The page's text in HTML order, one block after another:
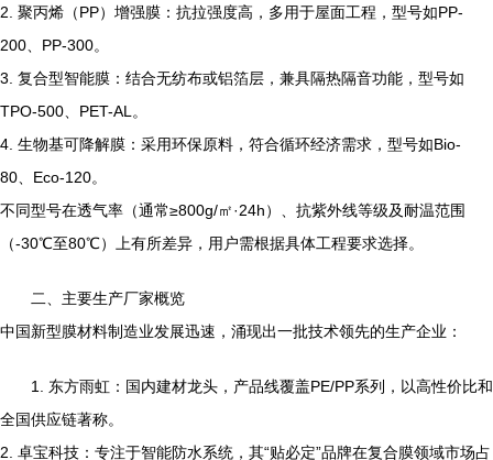
2. 聚丙烯（PP）增强膜：抗拉强度高，多用于屋面工程，型号如PP-
200、PP-300。
3. 复合型智能膜：结合无纺布或铝箔层，兼具隔热隔音功能，型号如
TPO-500、PET-AL。
4. 生物基可降解膜：采用环保原料，符合循环经济需求，型号如Bio-
80、Eco-120。
不同型号在透气率（通常≥800g/㎡·24h）、抗紫外线等级及耐温范围
（-30℃至80℃）上有所差异，用户需根据具体工程要求选择。
二、主要生产厂家概览
中国新型膜材料制造业发展迅速，涌现出一批技术领先的生产企业：
1. 东方雨虹：国内建材龙头，产品线覆盖PE/PP系列，以高性价比和
全国供应链著称。
2. 卓宝科技：专注于智能防水系统，其“贴必定”品牌在复合膜领域市场占